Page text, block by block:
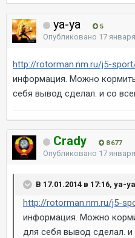
ya-ya 5
Опубликовано 17
http://rotorman.nm.ru/j5-
информация. Можно
себя вывод сделал. и со
Crady 8 677
Опубликовано 17
В 17.01.2014 в 17:16, ya-
http://rotorman.nm.ru/j5-
информация. Можно
для себя вывод сделал.